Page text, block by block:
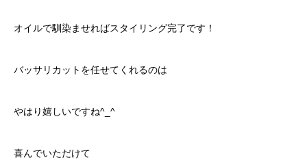
オイルで馴染ませればスタイリング完了です！
バッサリカットを任せてくれるのは
やはり嬉しいですね^_^
喜んでいただけて